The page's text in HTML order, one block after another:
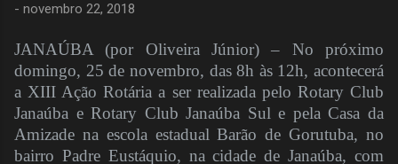
- novembro 22, 2018
JANAÚBA (por Oliveira Júnior) – No próximo
domingo, 25 de novembro, das 8h às 12h, acontecerá
a XIII Ação Rotária a ser realizada pelo Rotary Club
Janaúba e Rotary Club Janaúba Sul e pela Casa da
Amizade na escola estadual Barão de Gorutuba, no
bairro Padre Eustáquio, na cidade de Janaúba, com